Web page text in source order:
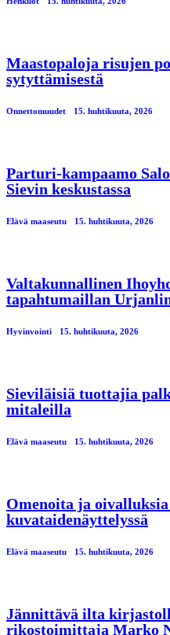
Maastopaloja risujen
sytyttämisestä
Onnettomuudet 15. huhtikuuta, 2026
Parturi-kampaamo
Sievin keskustassa
Elävä maaseutu 15. huhtikuuta, 2026
Valtakunnallinen
tapahtumaillan
Hyvinvointi 15. huhtikuuta, 2026
Sieviläisiä tuottajia
mitaleilla
Elävä maaseutu 15. huhtikuuta, 2026
Omenoita ja oivalluksia
kuvataidenäyttelyssä
Elävä maaseutu 15. huhtikuuta, 2026
Jännittävä ilta
rikostoimittaja Marko